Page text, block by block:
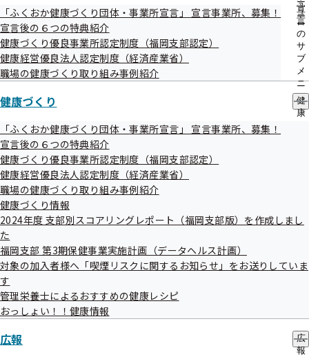
ュ
ー
ュ
ー
宣
言
の
サ
ブ
メ
ニ
ュ
ー
「ふくおか健康づくり団体・事業所宣言」 宣言事業所、募集！
宣言後の６つの特典紹介
健康づくり優良事業所認定制度（福岡支部認定）
健康経営優良法人認定制度（経済産業省）
職場の健康づくり取り組み事例紹介
健康づくり
健
康
ュ
「ふくおか健康づくり団体・事業所宣言」 宣言事業所、募集！
宣言後の６つの特典紹介
健康づくり優良事業所認定制度（福岡支部認定）
健康経営優良法人認定制度（経済産業省）
職場の健康づくり取り組み事例紹介
健康づくり情報
2024年度 支部別スコアリングレポート（福岡支部版）を作成しまし
た
福岡支部 第3期保健事業実施計画（データヘルス計画）
対象の加入者様へ「喫煙リスクに関するお知らせ」をお送りしていま
す
管理栄養士によるおすすめの健康レシピ
おっしょい！！健康情報
広報
広
報
福岡支部メールマガジンについて
登録無料
メルマガ登録でおトクな情報をいち早くお届けします
●これだけ押さえればOK! 健康保険の制度改正情報
健康保険事務に携わる方が”知っておくべき最新情報”をタイ
ムリーにお届け。
調べたり、探したりする手間が省けるので、忙しいご担当者
様の強い味方になります！
・高血圧や睡眠など、皆様が抱える悩みの原因や対策を紹介
する「健康コラム」
・時短で簡単な「健康レシピ」
・健康保険に関するお役立ち情報や、健康保険料率の最新情
報
・広報誌「ふくおかだより」の電子版